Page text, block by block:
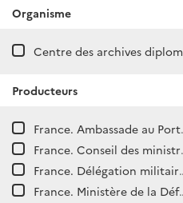
Organisme
Centre des archives diplomatiques de La Courneuve
Producteurs
France. Ambassade au Portugal (Lisbonne)
France. Conseil des ministres. Cabinet du président. Philippe Pétain.
France. Délégation militaire française en Union soviétique.
France. Ministère de la Défense nationale. État-major général de la Défense nationale.